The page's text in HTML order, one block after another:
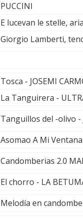
PUCCINI
E lucevan le stelle,
Giorgio Lamberti,
Tosca - JOSEMI
La Tanguirera -
Tanguillos del -olivo -
Asomao A Mi
Candomberias 2.0
El chorro - LA
Melodía en candombe